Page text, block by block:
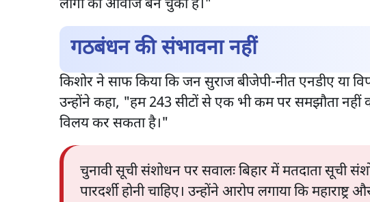
लोगों की आवाज बन चुकी है।"
गठबंधन की संभावना नहीं
किशोर ने साफ किया कि जन सुराज बीजेपी-नीत एनडीए या
उन्होंने कहा, "हम 243 सीटों से एक भी कम पर समझौता नहीं
विलय कर सकता है।"
चुनावी सूची संशोधन पर सवालः बिहार में मतदाता सूची
पारदर्शी होनी चाहिए। उन्होंने आरोप लगाया कि